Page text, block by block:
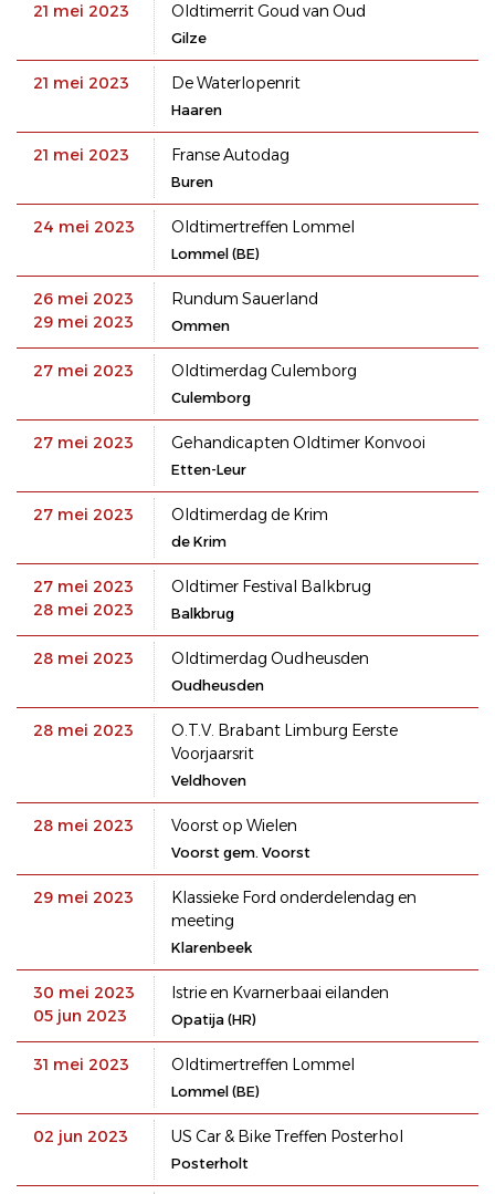
21 mei 2023 Oldtimerrit Goud van Oud
Gilze
21 mei 2023 De Waterlopenrit
Haaren
21 mei 2023 Franse Autodag
Buren
24 mei 2023 Oldtimertreffen Lommel
Lommel (BE)
26 mei 2023
29 mei 2023
Rundum Sauerland
Ommen
27 mei 2023 Oldtimerdag Culemborg
Culemborg
27 mei 2023 Gehandicapten Oldtimer Konvooi
Etten-Leur
27 mei 2023 Oldtimerdag de Krim
de Krim
27 mei 2023
28 mei 2023
Oldtimer Festival Balkbrug
Balkbrug
28 mei 2023 Oldtimerdag Oudheusden
Oudheusden
28 mei 2023
O.T.V. Brabant Limburg Eerste
Voorjaarsrit
Veldhoven
28 mei 2023 Voorst op Wielen
Voorst gem. Voorst
29 mei 2023
Klassieke Ford onderdelendag en
meeting
Klarenbeek
30 mei 2023
05 jun 2023
Istrie en Kvarnerbaai eilanden
Opatija (HR)
31 mei 2023 Oldtimertreffen Lommel
Lommel (BE)
02 jun 2023 US Car & Bike Treffen Posterhol
Posterholt